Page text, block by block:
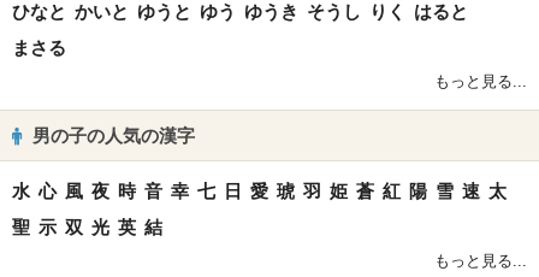
ひなと かいと ゆうと ゆう ゆうき そうし りく
はると
まさる
もっと見る...
男の子の人気の漢字
水 心 風 夜 時 音 幸 七 日 愛 琥 羽 姫 蒼 紅 陽 雪 速 太
聖 示 双 光 英 結
もっと見る...